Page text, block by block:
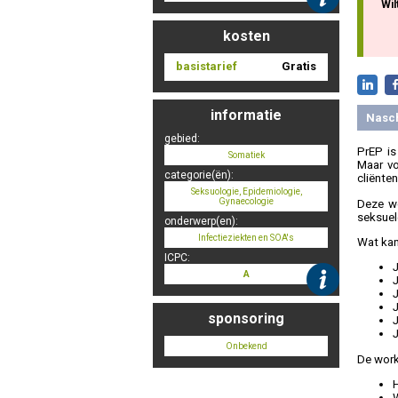
kosten
basistarief Gratis
informatie
gebied:
Somatiek
categorie(ën):
Seksuologie, Epidemiologie,
Gynaecologie
onderwerp(en):
Infectieziekten en SOA's
ICPC:
A
sponsoring
Onbekend
PrEP
Maar
Deze
Wat
De